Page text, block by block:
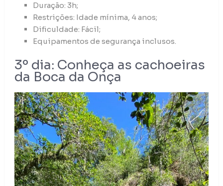
Duração: 3h;
Restrições: Idade mínima, 4 anos;
Dificuldade: Fácil;
Equipamentos de segurança inclusos.
3º dia: Conheça as cachoeiras
da Boca da Onça